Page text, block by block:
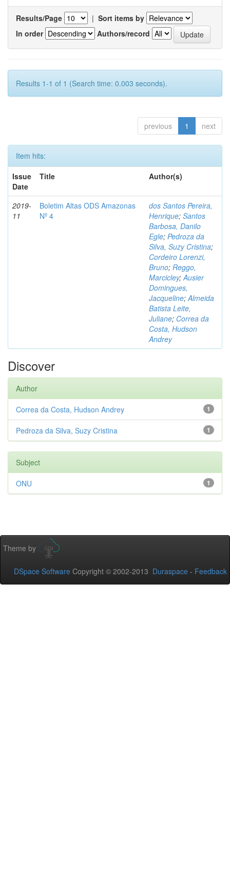
Results/Page | Sort items by
In order
Authors/record
Results 1-1 of 1 (Search time: 0.003 seconds).
previous 1 next
Item hits:
Issue
Date
Title Author(s)
2019-
11
Boletim Altas ODS Amazonas
Nº 4
dos Santos Pereira,
Henrique; Santos
Barbosa, Danilo
Egle; Pedroza da
Silva, Suzy Cristina;
Cordeiro Lorenzi,
Bruno; Reggo,
Marcicley;Ausier
Domingues,
Jacqueline;Almeida
Batista Leite,
Juliane; Correa da
Costa, Hudson
Andrey
Discover
Author
1
Correa da Costa, Hudson Andrey
1
Pedroza da Silva, Suzy Cristina
Subject
1
ONU
Theme by
DSpace Software Copyright © 2002-2013 Duraspace - Feedback